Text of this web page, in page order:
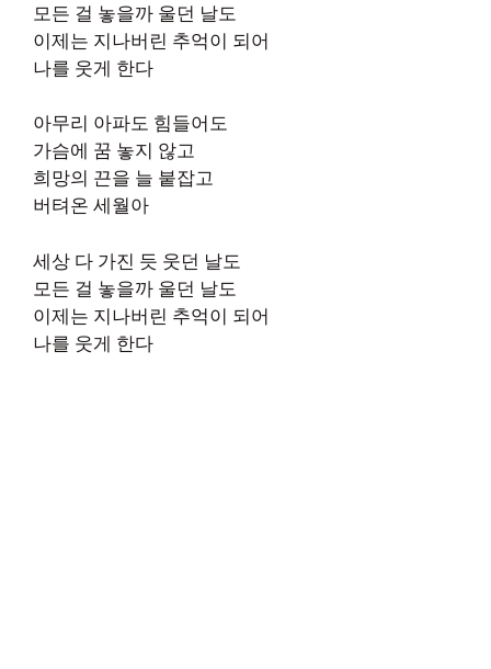
모든 걸 놓을까 울던 날도
이제는 지나버린 추억이 되어
나를 웃게 한다
아무리 아파도 힘들어도
가슴에 꿈 놓지 않고
희망의 끈을 늘 붙잡고
버텨온 세월아
세상 다 가진 듯 웃던 날도
모든 걸 놓을까 울던 날도
이제는 지나버린 추억이 되어
나를 웃게 한다